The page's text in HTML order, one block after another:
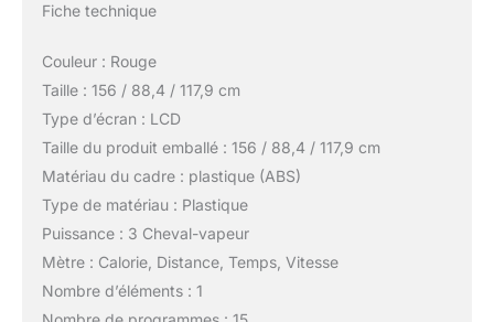
Fiche technique
Couleur : Rouge
Taille : 156 / 88,4 / 117,9 cm
Type d’écran : LCD
Taille du produit emballé : 156 / 88,4 / 117,9 cm
Matériau du cadre : plastique (ABS)
Type de matériau : Plastique
Puissance : 3 Cheval-vapeur
Mètre : Calorie, Distance, Temps, Vitesse
Nombre d’éléments : 1